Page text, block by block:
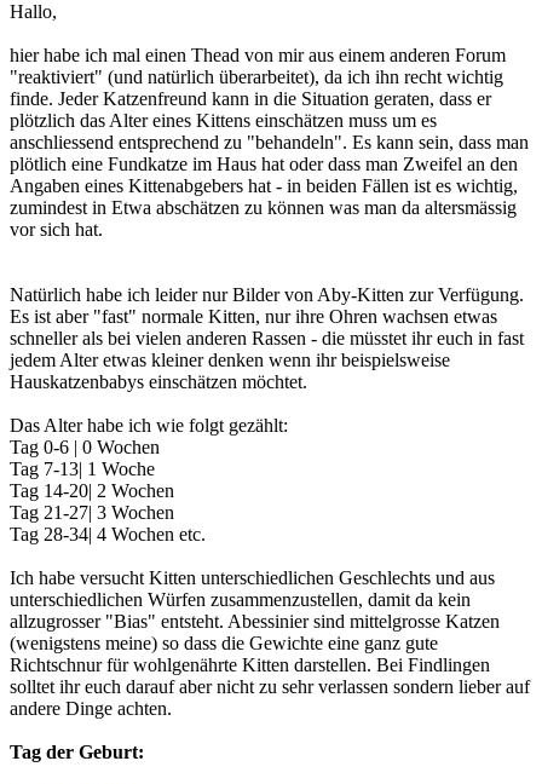
Hallo,
hier habe ich mal einen Thead von mir aus einem anderen Forum
"reaktiviert" (und natürlich überarbeitet), da ich ihn recht wichtig
finde. Jeder Katzenfreund kann in die Situation geraten, dass er
plötzlich das Alter eines Kittens einschätzen muss um es
anschliessend entsprechend zu "behandeln". Es kann sein, dass man
plötlich eine Fundkatze im Haus hat oder dass man Zweifel an den
Angaben eines Kittenabgebers hat - in beiden Fällen ist es wichtig,
zumindest in Etwa abschätzen zu können was man da altersmässig
vor sich hat.
Natürlich habe ich leider nur Bilder von Aby-Kitten zur Verfügung.
Es ist aber "fast" normale Kitten, nur ihre Ohren wachsen etwas
schneller als bei vielen anderen Rassen - die müsstet ihr euch in fast
jedem Alter etwas kleiner denken wenn ihr beispielsweise
Hauskatzenbabys einschätzen möchtet.
Das Alter habe ich wie folgt gezählt:
Tag 0-6 | 0 Wochen
Tag 7-13| 1 Woche
Tag 14-20| 2 Wochen
Tag 21-27| 3 Wochen
Tag 28-34| 4 Wochen etc.
Ich habe versucht Kitten unterschiedlichen Geschlechts und aus
unterschiedlichen Würfen zusammenzustellen, damit da kein
allzugrosser "Bias" entsteht. Abessinier sind mittelgrosse Katzen
(wenigstens meine) so dass die Gewichte eine ganz gute
Richtschnur für wohlgenährte Kitten darstellen. Bei Findlingen
solltet ihr euch darauf aber nicht zu sehr verlassen sondern lieber auf
andere Dinge achten.
Tag der Geburt: